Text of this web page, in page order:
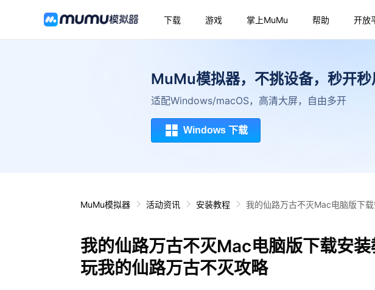
下载 游戏 掌上MuMu 帮助 开放
MuMu模拟器，不挑设备，秒开秒
适配Windows/macOS，高清大屏，自由多开
Windows 下载
MuMu模拟器 活动资讯 安装教程 我的仙路万古不灭Mac电脑版下
我的仙路万古不灭Mac电脑版下载安
玩我的仙路万古不灭攻略